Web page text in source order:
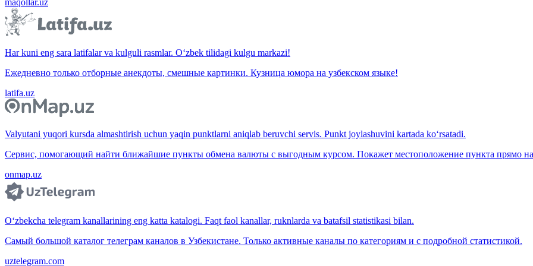
maqollar.uz
Har kuni eng sara latifalar va kulguli rasmlar. O‘zbek tilidagi kulgu markazi!
Ежедневно только отборные анекдоты, смешные картинки. Кузница юмора на узбекском языке!
latifa.uz
Valyutani yuqori kursda almashtirish uchun yaqin punktlarni aniqlab beruvchi servis. Punkt joylashuvini kartada ko‘rsatadi.
Сервис, помогающий найти ближайшие пункты обмена валюты с выгодным курсом. Покажет местоположение пункта прямо на
onmap.uz
O‘zbekcha telegram kanallarining eng katta katalogi. Faqt faol kanallar, ruknlarda va batafsil statistikasi bilan.
Самый большой каталог телеграм каналов в Узбекистане. Только активные каналы по категориям и с подробной статистикой.
uztelegram.com